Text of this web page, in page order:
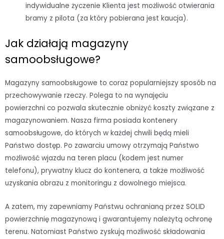
indywidualne życzenie Klienta jest możliwość otwierania
bramy z pilota (za który pobierana jest kaucja).
Jak działają magazyny
samoobsługowe?
Magazyny samoobsługowe to coraz popularniejszy sposób na
przechowywanie rzeczy. Polega to na wynajęciu
powierzchni co pozwala skutecznie obniżyć koszty związane z
magazynowaniem. Nasza firma posiada kontenery
samoobsługowe, do których w każdej chwili będą mieli
Państwo dostęp. Po zawarciu umowy otrzymają Państwo
możliwość wjazdu na teren placu (kodem jest numer
telefonu), prywatny klucz do kontenera, a także możliwość
uzyskania obrazu z monitoringu z dowolnego miejsca.
A zatem, my zapewniamy Państwu ochranianą przez SOLID
powierzchnię magazynową i gwarantujemy należytą ochronę
terenu. Natomiast Państwo zyskują możliwość składowania